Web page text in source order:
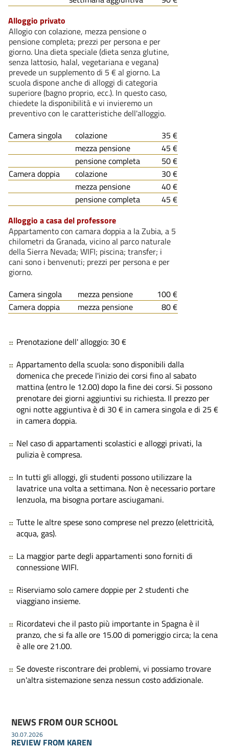
Alloggio privato
Allogio con colazione, mezza pensione o
pensione completa; prezzi per persona e per
giorno. Una dieta speciale (dieta senza glutine,
senza lattosio, halal, vegetariana e vegana)
prevede un supplemento di 5 € al giorno. La
scuola dispone anche di alloggi di categoria
superiore (bagno proprio, ecc.). In questo caso,
chiedete la disponibilità e vi invieremo un
preventivo con le caratteristiche dell'alloggio.
Camera singola
colazione
35 €
mezza pensione
45 €
pensione completa
50 €
Camera doppia
colazione
30 €
mezza pensione
40 €
pensione completa
45 €
Alloggio a casa del professore
Appartamento con camara doppia a la Zubia, a 5
chilometri da Granada, vicino al parco naturale
della Sierra Nevada; WIFI; piscina; transfer; i
cani sono i benvenuti; prezzi per persona e per
giorno.
Camera singola
mezza pensione
100 €
Camera doppia
mezza pensione 80 €
Prenotazione dell' alloggio: 30 €
Appartamento della scuola: sono disponibili dalla
domenica che precede l'inizio dei corsi fino al sabato
mattina (entro le 12.00) dopo la fine dei corsi. Si possono
prenotare dei giorni aggiuntivi su richiesta. Il prezzo per
ogni notte aggiuntiva è di 30 € in camera singola e di 25 €
in camera doppia.
Nel caso di appartamenti scolastici e alloggi privati, la
pulizia è compresa.
In tutti gli alloggi, gli studenti possono utilizzare la
lavatrice una volta a settimana. Non è necessario portare
lenzuola, ma bisogna portare asciugamani.
Tutte le altre spese sono comprese nel prezzo (elettricità,
acqua, gas).
La maggior parte degli appartamenti sono forniti di
connessione WIFI.
Riserviamo solo camere doppie per 2 studenti che
viaggiano insieme.
Ricordatevi che il pasto più importante in Spagna è il
pranzo, che si fa alle ore 15.00 di pomeriggio circa; la cena
è alle ore 21.00.
Se doveste riscontrare dei problemi, vi possiamo trovare
un'altra sistemazione senza nessun costo addizionale.
NEWS FROM OUR SCHOOL
30.07.2026
REVIEW FROM KAREN